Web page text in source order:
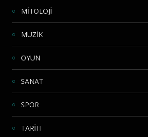
MİTOLOJİ
MÜZİK
OYUN
SANAT
SPOR
TARİH